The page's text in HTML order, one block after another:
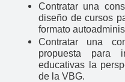
Contratar una
diseño de cursos
formato
Contratar una
propuesta para
educativas la
de la VBG.